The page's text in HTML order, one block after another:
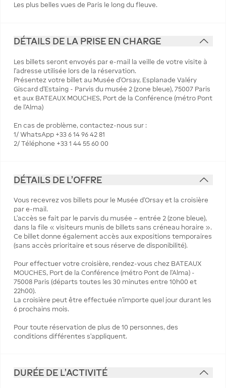
Les plus belles vues de Paris le long du fleuve.
DÉTAILS DE LA PRISE EN CHARGE
Les billets seront envoyés par e-mail la veille de votre visite à
l'adresse utilisée lors de la réservation.
Présentez votre billet au Musée d'Orsay, Esplanade Valéry
Giscard d’Estaing - Parvis du musée 2 (zone bleue), 75007 Paris
et aux BATEAUX MOUCHES, Port de la Conférence (métro Pont
de l'Alma)
En cas de problème, contactez-nous sur :
1/ WhatsApp +33 6 14 96 42 81
2/ Téléphone +33 1 44 55 60 00
DÉTAILS DE L'OFFRE
Vous recevrez vos billets pour le Musée d’Orsay et la croisière
par e-mail.
L’accès se fait par le parvis du musée – entrée 2 (zone bleue),
dans la file « visiteurs munis de billets sans créneau horaire ».
Ce billet donne également accès aux expositions temporaires
(sans accès prioritaire et sous réserve de disponibilité).
Pour effectuer votre croisière, rendez-vous chez BATEAUX
MOUCHES, Port de la Conférence (métro Pont de l’Alma) -
75008 Paris (départs toutes les 30 minutes entre 10h00 et
22h00).
La croisière peut être effectuée n’importe quel jour durant les
6 prochains mois.
Pour toute réservation de plus de 10 personnes, des
conditions différentes s’appliquent.
DURÉE DE L'ACTIVITÉ